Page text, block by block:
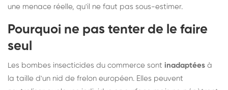
une menace réelle, qu'il ne faut pas sous-estimer.
Pourquoi ne pas tenter de le faire
seul
Les bombes insecticides du commerce sont inadaptées à
la taille d'un nid de frelon européen. Elles peuvent